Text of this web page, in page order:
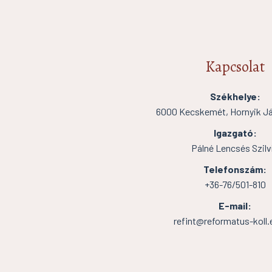
Kapcsolat
Székhelye:
6000 Kecskemét, Hornyik
Igazgató:
Pálné Lencsés
Telefonszám:
+36-76/501-810
E-mail:
refint@reformatus-